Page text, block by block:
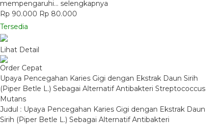
mempengaruhi… selengkapnya
Rp 90.000 Rp 80.000
Tersedia
Lihat Detail
Order Cepat
Upaya Pencegahan Karies Gigi dengan Ekstrak Daun Sirih
(Piper Betle L.) Sebagai Alternatif Antibakteri Streptococcus
Mutans
Judul : Upaya Pencegahan Karies Gigi dengan Ekstrak Daun
Sirih (Piper Betle L.) Sebagai Alternatif Antibakteri